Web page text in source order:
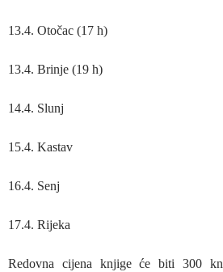
13.4. Otočac (17 h)
13.4. Brinje (19 h)
14.4. Slunj
15.4. Kastav
16.4. Senj
17.4. Rijeka
Redovna cijena knjige će biti 300